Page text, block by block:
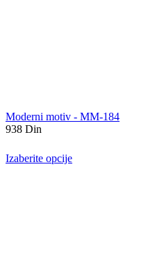
Moderni motiv - MM-184
938 Din
Izaberite opcije